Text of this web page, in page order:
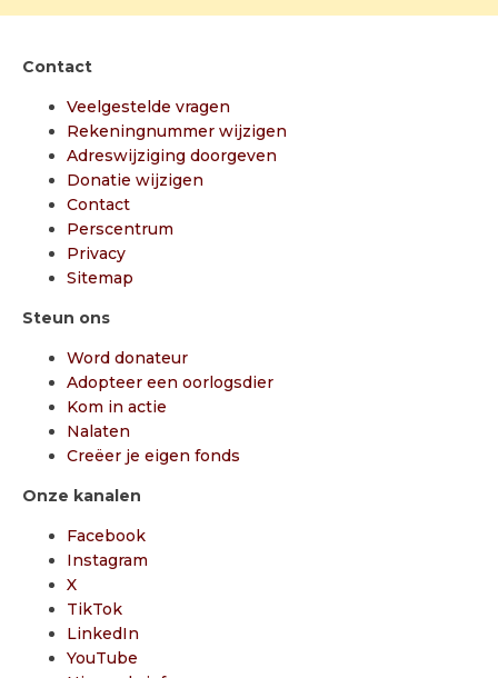
Contact
Veelgestelde vragen
Rekeningnummer wijzigen
Adreswijziging doorgeven
Donatie wijzigen
Contact
Perscentrum
Privacy
Sitemap
Steun ons
Word donateur
Adopteer een oorlogsdier
Kom in actie
Nalaten
Creëer je eigen fonds
Onze kanalen
Facebook
Instagram
X
TikTok
LinkedIn
YouTube